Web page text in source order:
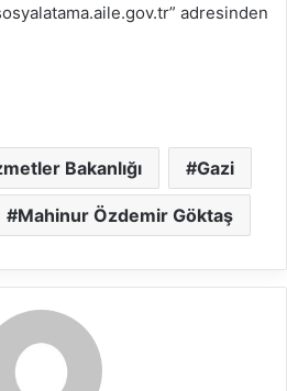
adresinden
Bakanlığı Gazi
Mahinur Özdemir Göktaş